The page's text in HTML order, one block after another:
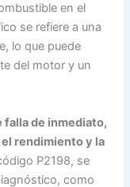
en el
se refiere a una
lo que puede
del motor y un
falla de inmediato,
rendimiento y la
P2198, se
como